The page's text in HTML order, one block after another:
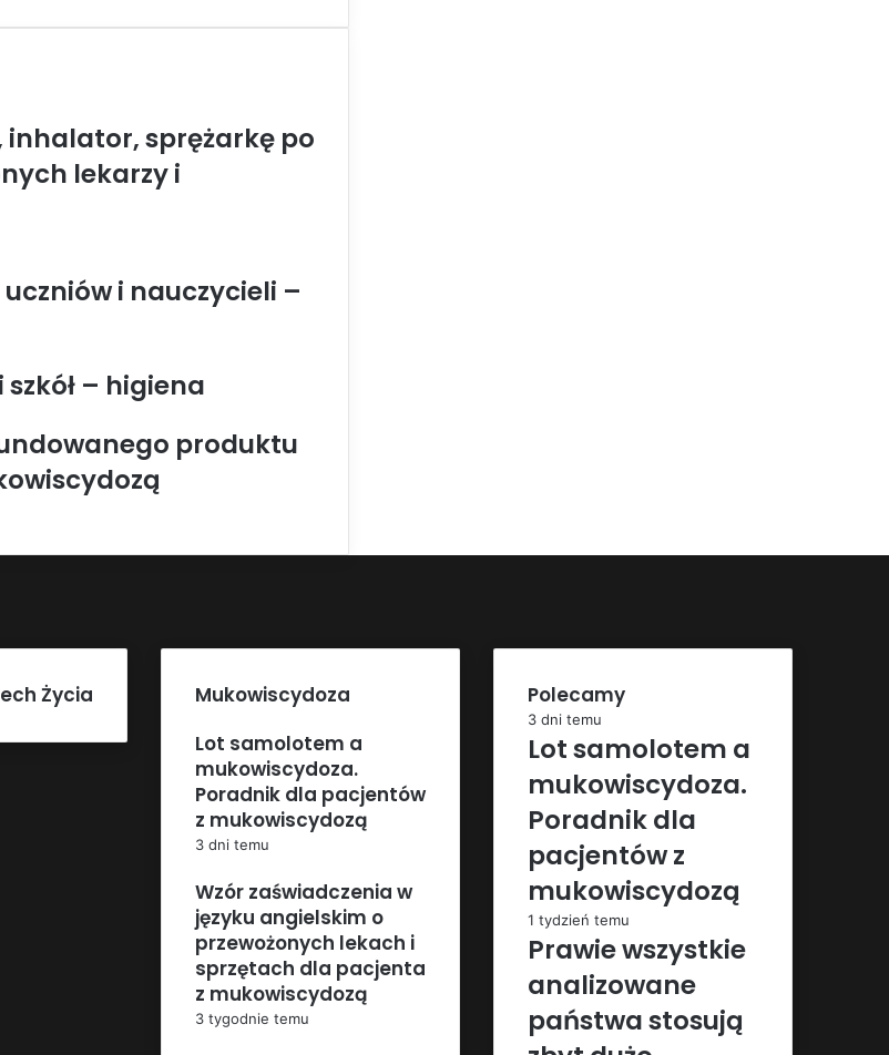
inhalator, sprężarkę po
lekarzy i
i nauczycieli –
– higiena
produktu
Życia
Mukowiscydoza
Lot samolotem a
mukowiscydoza.
Poradnik dla pacjentów
z mukowiscydozą
3 dni temu
Wzór zaświadczenia w
języku angielskim o
przewożonych lekach i
sprzętach dla pacjenta
z mukowiscydozą
3 tygodnie temu
Polecamy
3 dni temu
Lot samolotem a
mukowiscydoza.
Poradnik dla
pacjentów z
mukowiscydozą
1 tydzień temu
Prawie wszystkie
analizowane
państwa stosują